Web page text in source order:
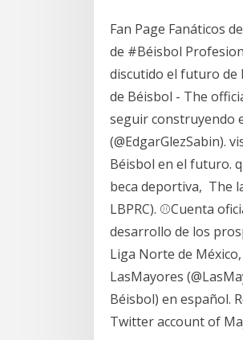
Fan Page Fanáticos
de #Béisbol
discutido el futuro de
de Béisbol - The
seguir construyendo
(@EdgarGlezSabin).
Béisbol en el futuro.
beca deportiva, The
LBPRC). ⚾️Cuenta
desarrollo de los
Liga Norte de
LasMayores
Béisbol) en español.
Twitter account of